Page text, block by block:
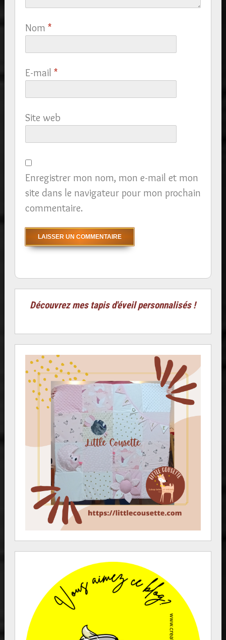
Nom *
E-mail *
Site web
Enregistrer mon nom, mon e-mail et mon
site dans le navigateur pour mon prochain
commentaire.
Découvrez mes tapis d'éveil personnalisés !